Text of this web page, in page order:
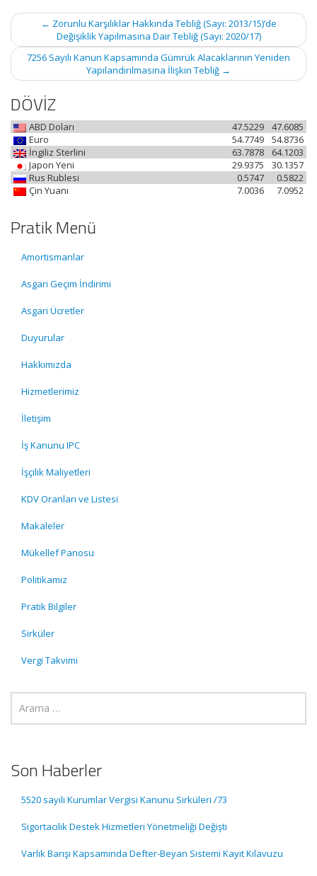
Post
navigation
← Zorunlu Karşılıklar Hakkında Tebliğ (Sayı: 2013/15)’de
Değişiklik Yapılmasına Dair Tebliğ (Sayı: 2020/17)
7256 Sayılı Kanun Kapsamında Gümrük Alacaklarının Yeniden
Yapılandırılmasına İlişkin Tebliğ →
DÖVİZ
ABD Doları 47.6085
47.5229
Euro
54.8736
54.7749
İngiliz Sterlini
64.1203
63.7878
Japon Yeni
30.1357
29.9375
Rus Rublesi
0.5822
0.5747
Çin Yuanı
7.0952
7.0036
Pratik Menü
Amortismanlar
Asgari Geçim İndirimi
Asgari Ücretler
Duyurular
Hakkımızda
Hizmetlerimiz
İletişim
İş Kanunu IPC
İşçilik Maliyetleri
KDV Oranları ve Listesi
Makaleler
Mükellef Panosu
Politikamız
Pratik Bilgiler
Sirküler
Vergi Takvimi
Son Haberler
5520 sayılı Kurumlar Vergisi Kanunu Sirküleri /73
Sigortacılık Destek Hizmetleri Yönetmeliği Değişti
Varlık Barışı Kapsamında Defter-Beyan Sistemi Kayıt Kılavuzu